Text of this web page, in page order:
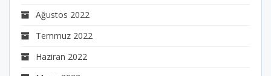
Ağustos 2022
Temmuz 2022
Haziran 2022